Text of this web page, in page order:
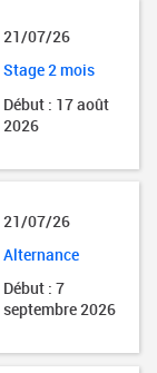
21/07/26
Stage 2 mois
Début : 17 août
2026
21/07/26
Alternance
Début : 7
septembre 2026